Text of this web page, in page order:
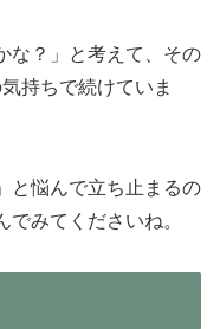
な？」と考えて、その
持ちで続けていま
と悩んで立ち止まるの
みてくださいね。